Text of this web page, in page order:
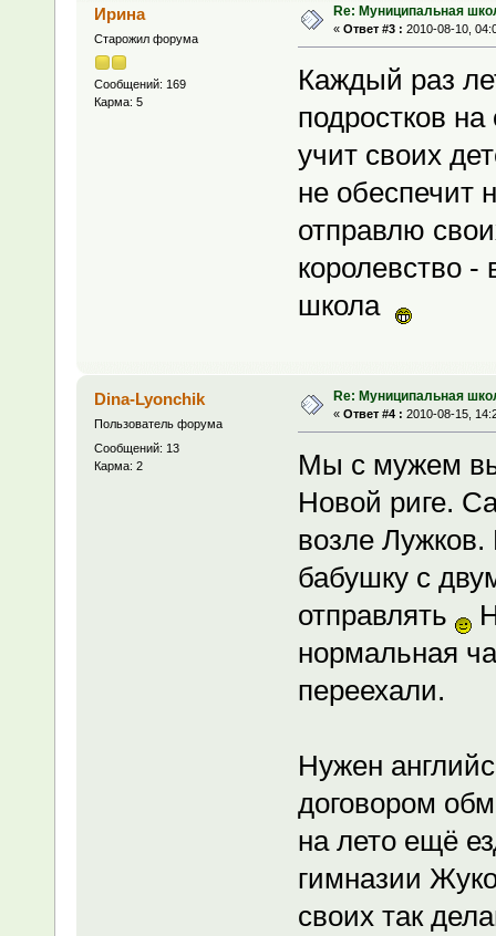
Ирина
Старожил форума
Сообщений: 169
Карма: 5
Re: Муниципальная
« Ответ #3 : 2010-08-10,
Каждый раз
подростков
учит своих
не обеспечит
отправлю
королевство
школа
Dina-Lyonchik
Пользователь форума
Сообщений: 13
Карма: 2
Re: Муниципальная
« Ответ #4 : 2010-08-15,
Мы с мужем
Новой риге.
возле Лужков.
бабушку с
отправлять
нормальная
переехали.
Нужен
договором
на лето ещё
гимназии
своих так